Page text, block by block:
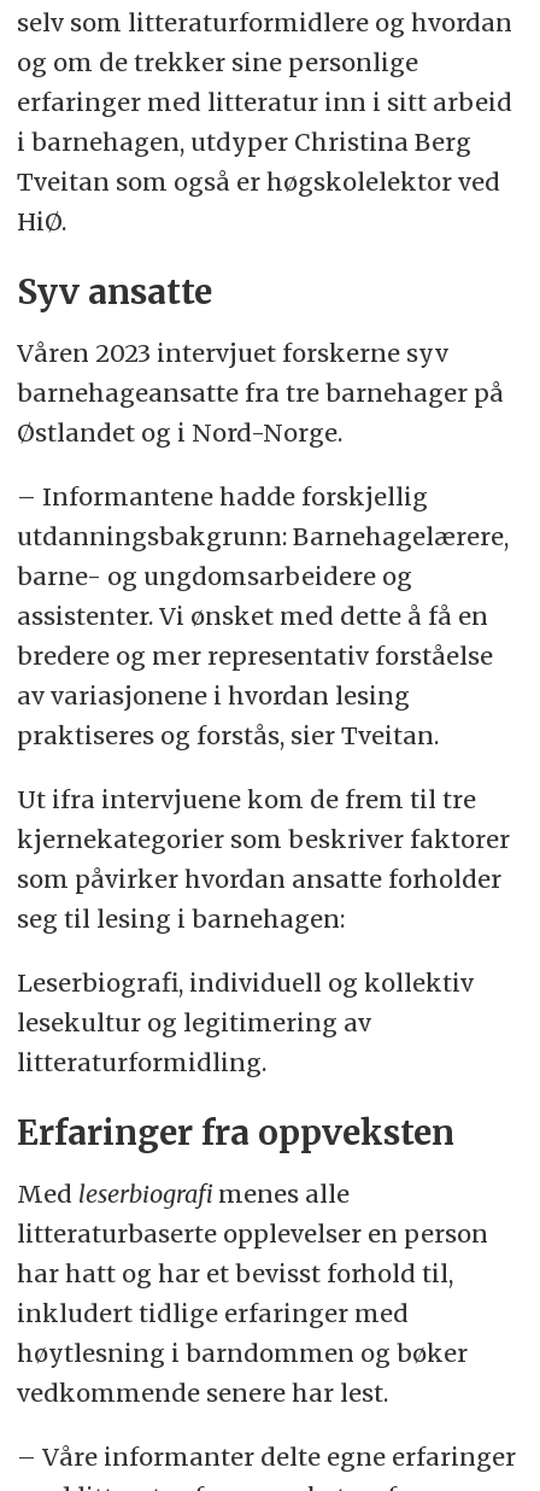
selv som litteraturformidlere og hvordan
og om de trekker sine personlige
erfaringer med litteratur inn i sitt arbeid
i barnehagen, utdyper Christina Berg
Tveitan som også er høgskolelektor ved
HiØ.
Syv ansatte
Våren 2023 intervjuet forskerne syv
barnehageansatte fra tre barnehager på
Østlandet og i Nord-Norge.
– Informantene hadde forskjellig
utdanningsbakgrunn: Barnehagelærere,
barne- og ungdomsarbeidere og
assistenter. Vi ønsket med dette å få en
bredere og mer representativ forståelse
av variasjonene i hvordan lesing
praktiseres og forstås, sier Tveitan.
Ut ifra intervjuene kom de frem til tre
kjernekategorier som beskriver faktorer
som påvirker hvordan ansatte forholder
seg til lesing i barnehagen:
Leserbiografi, individuell og kollektiv
lesekultur og legitimering av
litteraturformidling.
Erfaringer fra oppveksten
Med leserbiografi menes alle
litteraturbaserte opplevelser en person
har hatt og har et bevisst forhold til,
inkludert tidlige erfaringer med
høytlesning i barndommen og bøker
vedkommende senere har lest.
– Våre informanter delte egne erfaringer